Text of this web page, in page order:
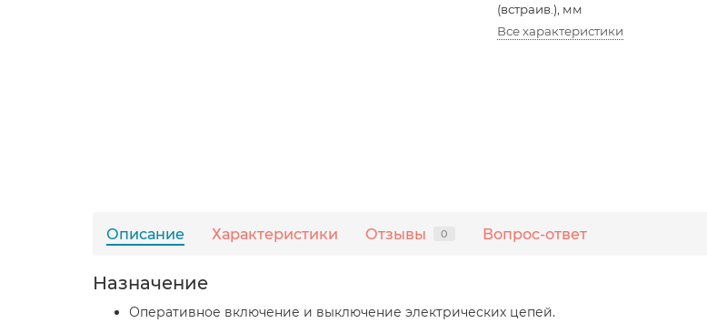
(встраив.), мм
Все характеристики
Описание Характеристики Отзывы 0 Вопрос-ответ
Назначение
Оперативное включение и выключение электрических цепей.